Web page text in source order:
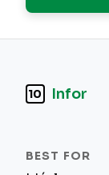
10 Infor